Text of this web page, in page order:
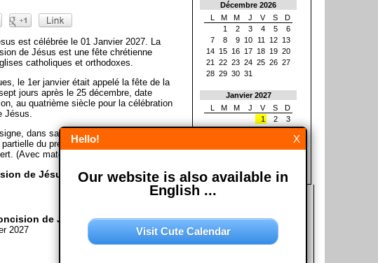
est célébrée le 01 Janvier 2027. La
de Jésus est une fête chrétienne
catholiques et orthodoxes.
le 1er janvier était appelé la fête de la
jours après le 25 décembre, date
au quatrième siècle pour la célébration
Jésus.
dans sa forme la plus répandue,
partielle du prépuce, laissant ainsi le gland
(Avec matériel de la Wikipedia)
de Jésus?
de Jésus?
2027
Décembre 2026
L
M M J V S
D
1
2 3 4 5
6
7
8 9 10 11 12 13
14 15 16 17 18 19 20
21
22 23 24 25 26 27
28 29 30 31
Janvier 2027
L
M M J V S
D
1
2
3
4
5 6 7 8 9 10
18 19 20 21 22 23 24
Les prochaines fêtes et
Assomption de Marie
Sa, 15.08.2026
X
Hello!
Our website is also available in
English ...
Visit Cute Calendar